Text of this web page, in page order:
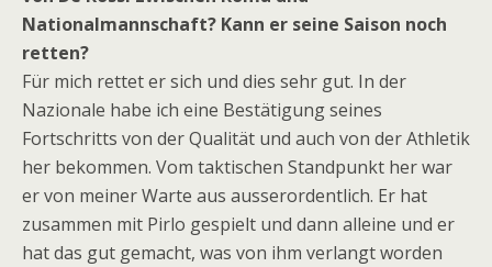
Nationalmannschaft? Kann er seine Saison noch
retten?
Für mich rettet er sich und dies sehr gut. In der
Nazionale habe ich eine Bestätigung seines
Fortschritts von der Qualität und auch von der Athletik
her bekommen. Vom taktischen Standpunkt her war
er von meiner Warte aus ausserordentlich. Er hat
zusammen mit Pirlo gespielt und dann alleine und er
hat das gut gemacht, was von ihm verlangt worden